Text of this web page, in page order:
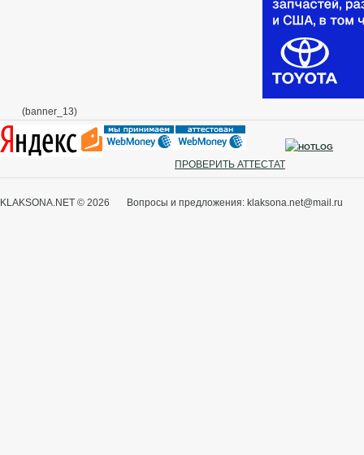
(banner_13)
ПРОВЕРИТЬ АТТЕСТАТ
KLAKSONA.NET © 2026 Вопросы и предложения: klaksona.net@mail.ru